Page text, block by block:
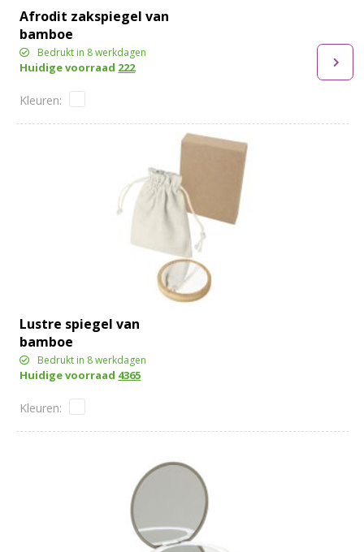
Afrodit zakspiegel van
bamboe
Bedrukt in 8 werkdagen
Huidige voorraad 222
Lustre spiegel van
bamboe
Bedrukt in 8 werkdagen
Huidige voorraad 4365